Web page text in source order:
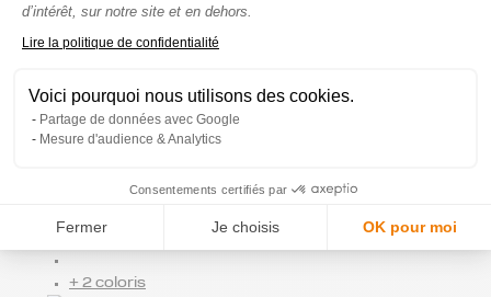
d’intérêt, sur notre site et en dehors.
Lire la politique de confidentialité
Voici pourquoi nous utilisons des cookies.
Partage de données avec Google
Mesure d'audience & Analytics
Consentements certifiés par
Fermer Je choisis OK pour moi
Axeptio consent
Casquette de trail running
X-FLEX CAP – NOIR
+ 2 coloris